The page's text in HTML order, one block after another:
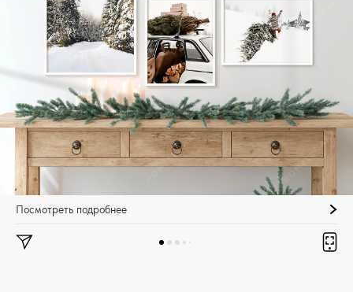
Посмотреть подробнее